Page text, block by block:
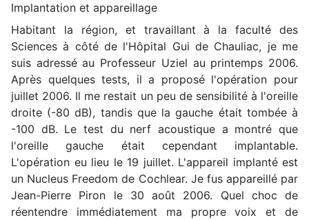
Implantation et appareillage
Habitant la région, et travaillant à la faculté des
Sciences à côté de l'Hôpital Gui de Chauliac, je me
suis adressé au Professeur Uziel au printemps 2006.
Après quelques tests, il a proposé l'opération pour
juillet 2006. Il me restait un peu de sensibilité à l'oreille
droite (-80 dB), tandis que la gauche était tombée à
-100 dB. Le test du nerf acoustique a montré que
l'oreille gauche était cependant implantable.
L'opération eu lieu le 19 juillet. L'appareil implanté est
un Nucleus Freedom de Cochlear. Je fus appareillé par
Jean-Pierre Piron le 30 août 2006. Quel choc de
réentendre immédiatement ma propre voix et de